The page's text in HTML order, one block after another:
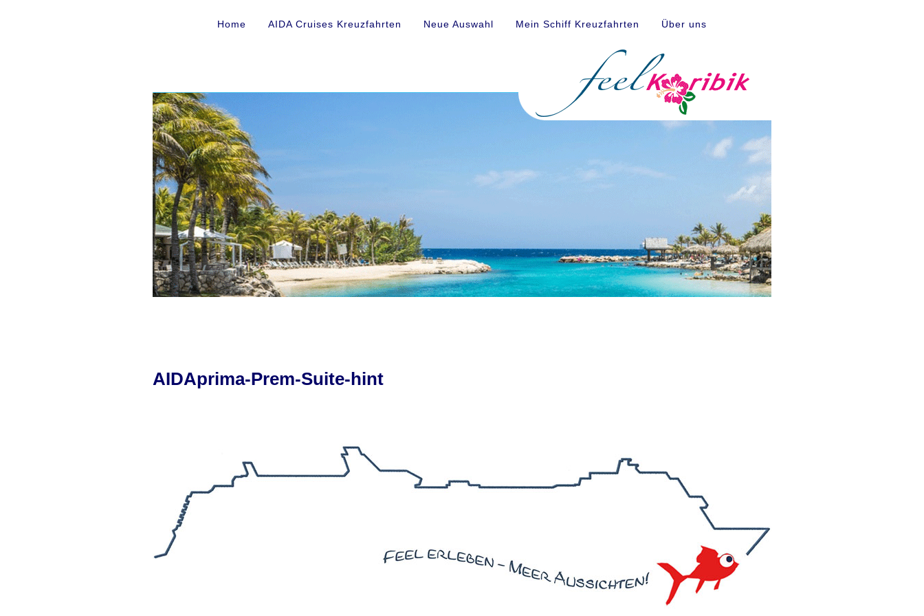
Home AIDA Cruises Kreuzfahrten Neue Auswahl Mein Schiff Kreuzfahrten Über uns
AIDAprima-Prem-Suite-hint